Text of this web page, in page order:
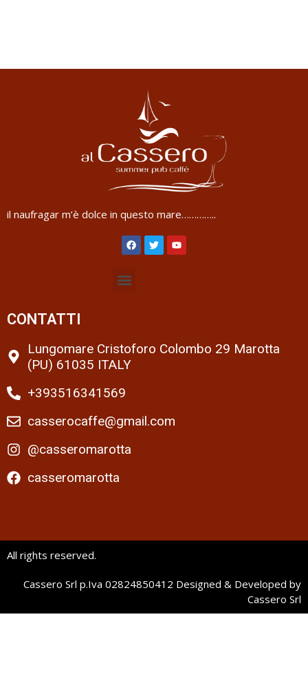
il naufragar m’è dolce in questo mare…………..
CONTATTI
Lungomare Cristoforo Colombo 29 Marotta
(PU) 61035 ITALY
+393516341569
casserocaffe@gmail.com
@casseromarotta
casseromarotta
All rights reserved.
Cassero Srl p.Iva 02824850412 Designed & Developed by
Cassero Srl